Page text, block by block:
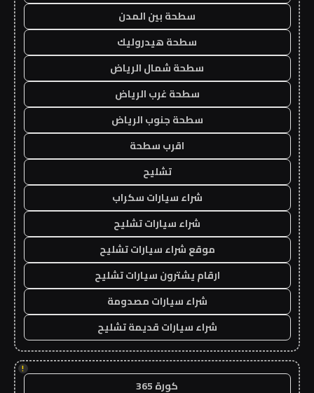
سطحة بين المدن
سطحة هيدروليك
سطحة شمال الرياض
سطحة غرب الرياض
سطحة جنوب الرياض
اقرب سطحة
تشليح
شراء سيارات سكراب
شراء سيارات تشليح
موقع شراء سيارات تشليح
ارقام يشترون سيارات تشليح
شراء سيارات مصدومة
شراء سيارات قديمة تشليح
!
كورة 365